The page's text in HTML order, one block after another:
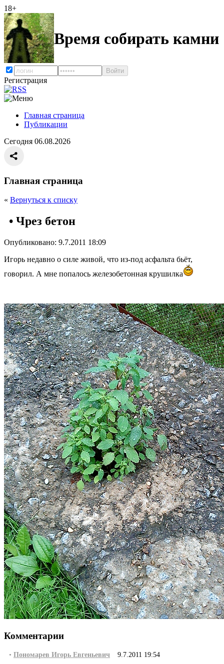
18+
Время собирать камни
Регистрация
Главная страница
Публикации
Сегодня 06.08.2026
Главная страница
« Вернуться к списку
• Чрез бетон
Опубликовано: 9.7.2011 18:09
Игорь недавно о силе живой, что из-под асфальта бьёт,
говорил. А мне попалось железобетонная крушилка
Комментарии
• Пономарев Игорь Евгеньевич 9.7.2011 19:54